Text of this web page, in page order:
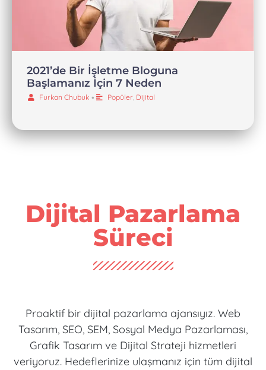
2021’de Bir İşletme Bloguna
Başlamanız İçin 7 Neden
Furkan Chubuk • Popüler, Dijital
Dijital Pazarlama
Süreci
Proaktif bir dijital pazarlama ajansıyız. Web
Tasarım, SEO, SEM, Sosyal Medya Pazarlaması,
Grafik Tasarım ve Dijital Strateji hizmetleri
veriyoruz. Hedeflerinize ulaşmanız için tüm dijital